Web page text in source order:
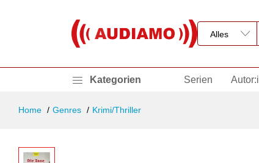
Kategorien Serien
Home Genres Krimi/Thriller